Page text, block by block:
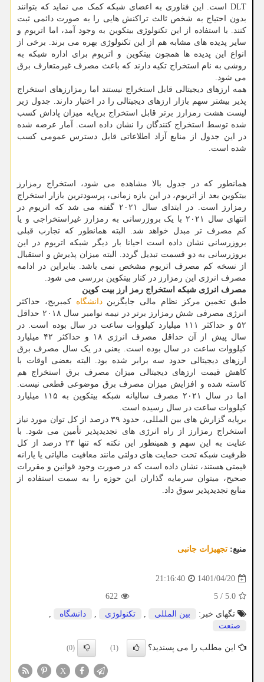
DLT است. این فناوری به اعضای شبکه کمک می نماید که بتوانند
بدون احتیاج به شخص ثالث تراکنش هایی را به صورت دائمی ثبت
کنند. با استفاده از این تکنولوژی بیتکوین به وجود آمد، اما اتریوم و
سایر پدیده های مشابه هم از این تکنولوژی بهره می برند. برخی از
انواع این پدیده ها همچون بیتکوین و اتریوم برای اداره شبکه به
روشی به نام استخراج تکیه دارند که باعث مصرف غیرمتعارف برق
می شود.
همه ارزهای دیجیتالی قابل استخراج نیستند اما رمزارزهای استخراج
پذیر بیشتر سهم بازار ارزهای دیجیتالی را در اختیار دارند. جدول زیر
لیست هشت رمزارز برتر قابل استخراج برپایه میزان پاداش کسب
شده توسط استخراج کنندگان را نشان داده است. آمار عرضه شده
در این جدول از منابع آزاد اطلاعاتی قابل دسترس عمومی کسب
شده است.
همانطور که در جدول بالا مشاهده می شود، استخراج رمزارز
بیتکوین بعد از اتریوم، در این بازه زمانی، پرسودترین بازار استخراج
رمزارز است. در ابتدای سال ۲۰۲۱ گفته می شد که اتریوم در
انتهای سال ۲۰۲۱ با یک بروزرسانی به رمزارز غیراستخراجی و یا
کم مصرف تر مبدل خواهد شد. البته همانطور که تجارب قبلی
بروزرسانی نشان داده است احیانا بار دیگر شبکه اتریوم در این
بروزرسانی به دو قسمت تبدیل گردد. البته میزان پذیرش و استقبال
از نسخه کم مصرف اتریوم مشخص نمی باشد. بنابراین در ادامه
مصرف انرژی این رمزارز در کنار بیتکوین بررسی می شود.
مصرف انرژی شبکه استخراج رمز ارز بیت کوین
طبق تخمین مرکز نظام مالی جایگزیندانشگاه کمبریج، حداکثر
انرژی مصرفی شش رمزارز برتر در نیمه نوامبر سال ۲۰۱۸ حداقل
۵۲ و حداکثر ۱۱۱ میلیارد کیلووات ساعت در سال بوده است. در
سال پیش از آن حداقل مصرف انرژی ۱۸ و حداکثر ۴۲ میلیارد
کیلووات ساعت در سال بوده است. یعنی در یک سال مصرف برق
ارزهای دیجیتالی حدود سه برابر شده بود. البته بعضی اوقات با
کاهش قیمت ارزهای دیجیتالی میزان مصرف برق استخراج هم
کاسته شده و افزایش میزان مصرف برق موضوعی قطعی نیست.
اما در سال ۲۰۲۱ مصرف سالیانه شبکه بیتکوین به ۱۱۵ میلیارد
کیلووات ساعت در سال رسیده است.
برپایه گزارش های بین المللی، حدود ۳۹ درصد از کل توان مورد نیاز
استخراج رمزارز از راه انرژی های تجدیدپذیر تأمین می شود. با
عنایت به این سهم و همینطور این نکته که تنها ۲۳ درصد از کل
ظرفیت شبکه تحت حمایت های دولتی مانند معافیت مالیاتی یا یارانه
قیمتی هستند، نشان داده است که در صورت وجود قوانین و مقررات
صحیح، میتوان سرمایه گذاران این حوزه را به سمت استفاده از
منابع تجدیدپذیر سوق داد.
منبع: تجهیزات جانبی
1401/04/20
21:16:40
5.0
/
5
622
تگهای خبر:
بین المللی , تكنولوژی , دانشگاه
,
صنعت
این مطلب را می پسندید؟ (1)
(0)
X